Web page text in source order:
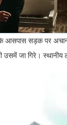
के आसपास सड़क पर
उसमें जा गिरे।